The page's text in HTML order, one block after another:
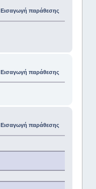
Εισαγωγή παράθεσης
Εισαγωγή παράθεσης
Εισαγωγή παράθεσης